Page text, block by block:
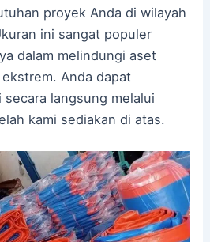
proyek Anda di wilayah
ini sangat populer
dalam melindungi aset
Anda dapat
langsung melalui
kami sediakan di atas.